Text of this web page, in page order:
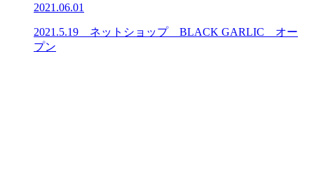
2021.06.01
2021.5.19 ネットショップ BLACK GARLIC オー
プン